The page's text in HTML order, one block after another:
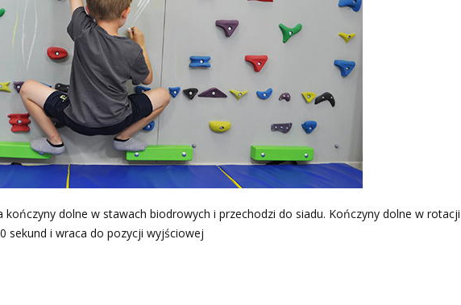
kończyny dolne w stawach biodrowych i przechodzi do siadu. Kończyny dolne w rotacji
sekund i wraca do pozycji wyjściowej